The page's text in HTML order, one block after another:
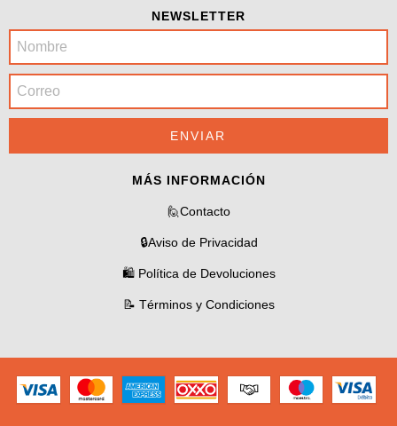
NEWSLETTER
MÁS INFORMACIÓN
🙋Contacto
🔒Aviso de Privacidad
🛍️ Política de Devoluciones
📝 Términos y Condiciones